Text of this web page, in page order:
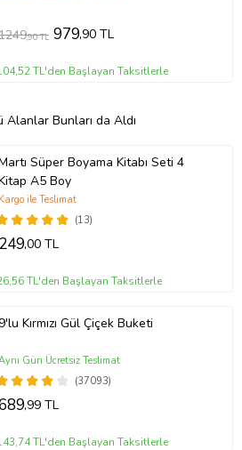
,90 TL 979,90 TL
TL'den Başlayan Taksitlerle
Alanlar Bunları da Aldı
Süper Boyama Kitabı Seti 4
A5 Boy
(13)
Kargo ile Teslimat
249,00 TL
TL'den Başlayan Taksitlerle
Kırmızı Gül Çiçek Buketi
(37093)
Gün Ücretsiz Teslimat
,99 TL
TL'den Başlayan Taksitlerle